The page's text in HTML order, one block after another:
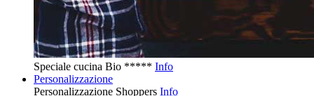
Speciale cucina Bio ***** Info
Personalizzazione
Personalizzazione Shoppers Info